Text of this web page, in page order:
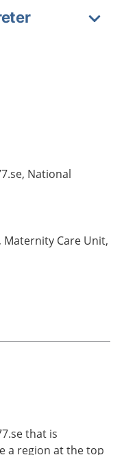
National
Maternity Care Unit,
that is
a region at the top